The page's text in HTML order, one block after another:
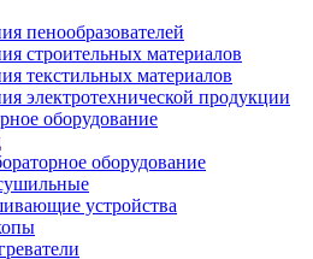
пенообразователей
строительных материалов
текстильных материалов
электротехнической продукции
оборудование
оборудование
устройства